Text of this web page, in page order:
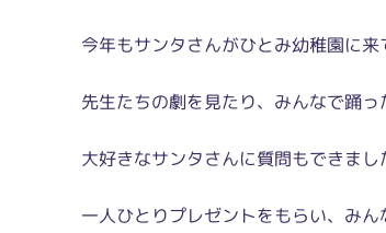
今年もサンタさんがひとみ幼稚園に来
先生たちの劇を見たり、みんなで踊っ
大好きなサンタさんに質問もできまし
一人ひとりプレゼントをもらい、みん